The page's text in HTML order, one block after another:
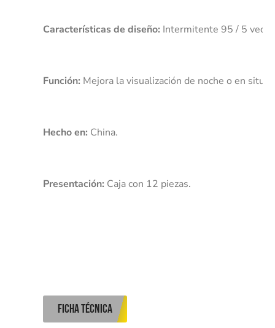
Características de diseño:
Función:
Hecho en:
Presentación: Caja con 12 piezas.
ficha técnica